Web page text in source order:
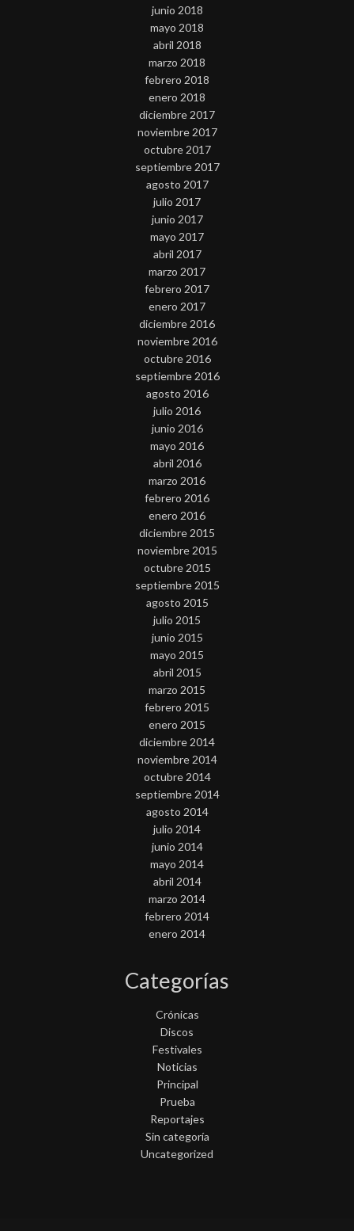
junio 2018
mayo 2018
abril 2018
marzo 2018
febrero 2018
enero 2018
diciembre 2017
noviembre 2017
octubre 2017
septiembre 2017
agosto 2017
julio 2017
junio 2017
mayo 2017
abril 2017
marzo 2017
febrero 2017
enero 2017
diciembre 2016
noviembre 2016
octubre 2016
septiembre 2016
agosto 2016
julio 2016
junio 2016
mayo 2016
abril 2016
marzo 2016
febrero 2016
enero 2016
diciembre 2015
noviembre 2015
octubre 2015
septiembre 2015
agosto 2015
julio 2015
junio 2015
mayo 2015
abril 2015
marzo 2015
febrero 2015
enero 2015
diciembre 2014
noviembre 2014
octubre 2014
septiembre 2014
agosto 2014
julio 2014
junio 2014
mayo 2014
abril 2014
marzo 2014
febrero 2014
enero 2014
Categorías
Crónicas
Discos
Festivales
Noticias
Principal
Prueba
Reportajes
Sin categoría
Uncategorized